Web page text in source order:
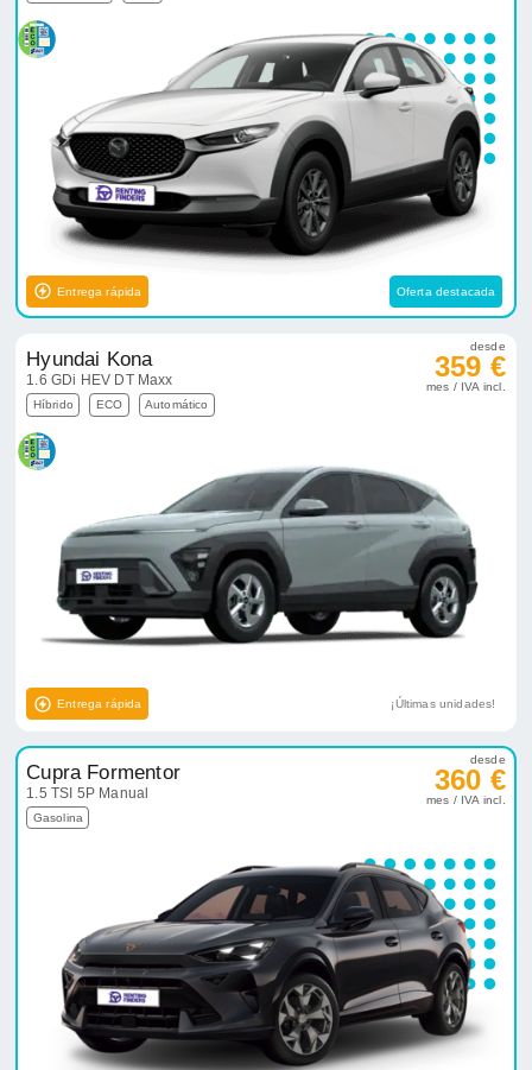
Entrega rápida Oferta destacada
Hyundai Kona
1.6 GDi HEV DT Maxx
Híbrido ECO Automático
desde
359 €
mes / IVA incl.
Entrega rápida ¡Últimas unidades!
Cupra Formentor
1.5 TSI 5P Manual
Gasolina
desde
360 €
mes / IVA incl.